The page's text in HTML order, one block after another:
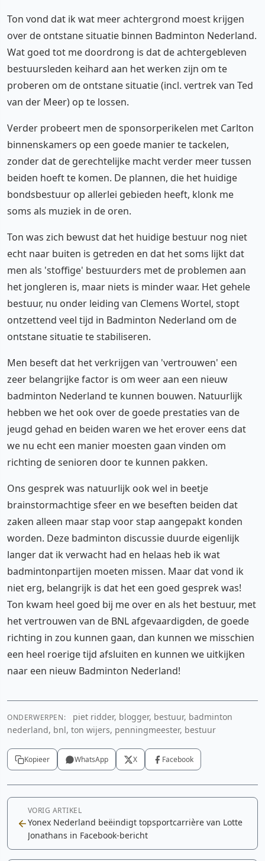
Ton vond dat ik wat meer achtergrond moest krijgen
over de ontstane situatie binnen Badminton Nederland.
Wat goed tot me doordrong is dat de achtergebleven
bestuursleden keihard aan het werken zijn om te
proberen om de ontstane situatie (incl. vertrek van Ted
van der Meer) op te lossen.
Verder probeert men de sponsorperikelen met Carlton
binnenskamers op een goede manier te tackelen,
zonder dat de gerechtelijke macht verder meer tussen
beiden hoeft te komen. De plannen, die het huidige
bondsbestuur op allerlei gebieden heeft, klonk me
soms als muziek in de oren.
Ton was zich bewust dat het huidige bestuur nog niet
echt naar buiten is getreden en dat het soms lijkt dat
men als 'stoffige' bestuurders met de problemen aan
het jongleren is, maar niets is minder waar. Het gehele
bestuur, nu onder leiding van Clemens Wortel, stopt
ontzettend veel tijd in Badminton Nederland om de
ontstane situatie te stabiliseren.
Men beseft dat het verkrijgen van 'vertrouwen' een
zeer belangrijke factor is om weer aan een nieuw
badminton Nederland te kunnen bouwen. Natuurlijk
hebben we het ook over de goede prestaties van de
jeugd gehad en beiden waren we het erover eens dat
we nu echt een manier moesten gaan vinden om
richting de senioren door te kunnen pakken.
Ons gesprek was natuurlijk ook wel in beetje
brainstormachtige sfeer en we beseften beiden dat
zaken alleen maar stap voor stap aangepakt konden
worden. Deze badminton discussie duurde eigenlijk
langer dat ik verwacht had en helaas heb ik wat
badmintonpartijen moeten missen. Maar dat vond ik
niet erg, belangrijk is dat het een goed gesprek was!
Ton kwam heel goed bij me over en als het bestuur, met
het vertrouwen van de BNL afgevaardigden, de goede
richting in zou kunnen gaan, dan kunnen we misschien
een heel roerige tijd afsluiten en kunnen we uitkijken
naar een nieuw Badminton Nederland!
ONDERWERPEN:
piet ridder, blogger, bestuur, badminton
nederland, bnl, ton wijers, penningmeester, bestuur
Kopieer WhatsApp X Facebook
VORIG ARTIKEL
Yonex Nederland beëindigt topsportcarrière van Lotte
Jonathans in Facebook-bericht